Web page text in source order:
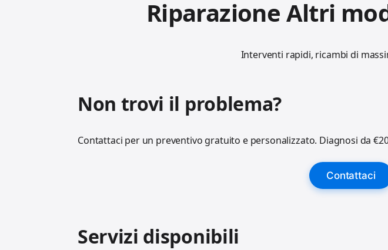
Riparazione Altri
Interventi rapidi, ricambi di
Non trovi il problema?
Contattaci per un preventivo gratuito e personalizzato. Diagnosi da
Contattaci
Servizi disponibili